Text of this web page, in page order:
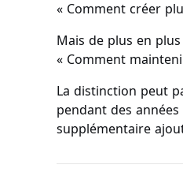
« Comment créer
Mais de plus en plus
« Comment
La distinction peut
pendant des
supplémentaire